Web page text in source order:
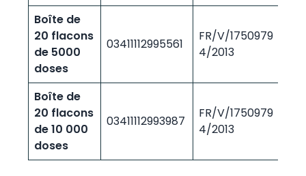
Boîte de
20 flacons
de 5000
doses
03411112995561
FR/V/1750979
4/2013
Boîte de
20 flacons
de 10 000
doses
03411112993987
FR/V/1750979
4/2013